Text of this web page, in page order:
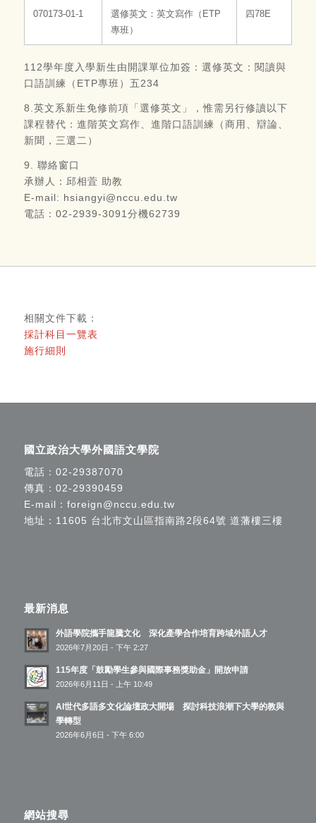
070173-01-1
選修英文：英文寫作（ETP
專班）
四78E
112學年度入學新生由開課單位加簽：選修英文：閱讀與
口語訓練（ETP專班）五234
8.英文系新生免修前項「選修英文」，惟需另行修讀以下
課程替代：進階英文寫作、進階口語訓練（商用、辯論、
新聞，三選二）
9. 聯絡窗口
承辦人：邱相萓 助教
E-mail: hsiangyi@nccu.edu.tw
電話：02-2939-3091分機62739
相關文件下載：
採計科目一覽表
施行細則
國立政治大學外國語文學院
電話： 02-29387070
傳真：02-29390459
E-mail： foreign@nccu.edu.tw
地址：11605 台北市文山區指南路2段64號 道藩樓三樓
最新消息
外語學院攜手龍騰文化 深化產學合作培育跨域外語人才
2026年7月20日 - 下午 2:27
115年度「鼓勵學生參與國際事務獎助金」開放申請
2026年6月11日 - 上午 10:49
AI世代多語多文化論壇政大開場 探討科技浪潮下大學的教與
學轉型
2026年6月6日 - 下午 6:00
網站搜尋